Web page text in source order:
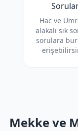
Hac ve
alakalı sık
sorulara
Mekke ve